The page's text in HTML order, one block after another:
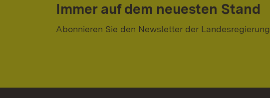
Immer auf dem neuesten Stand
Abonnieren Sie den Newsletter der Landesregierung.